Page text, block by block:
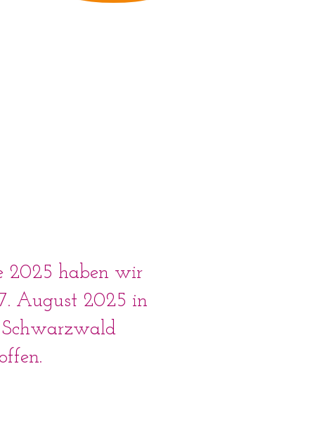
2025 haben wir
August 2025 in